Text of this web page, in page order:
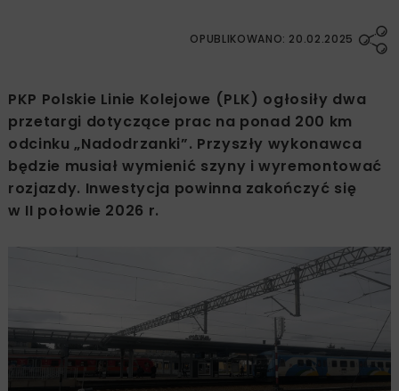
OPUBLIKOWANO: 20.02.2025
PKP Polskie Linie Kolejowe (PLK) ogłosiły dwa
przetargi dotyczące prac na ponad 200 km
odcinku „Nadodrzanki”. Przyszły wykonawca
będzie musiał wymienić szyny i wyremontować
rozjazdy. Inwestycja powinna zakończyć się
w II połowie 2026 r.